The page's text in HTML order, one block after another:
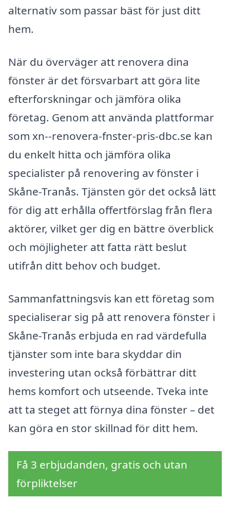
alternativ som passar bäst för just ditt
hem.
När du överväger att renovera dina
fönster är det försvarbart att göra lite
efterforskningar och jämföra olika
företag. Genom att använda plattformar
som xn--renovera-fnster-pris-dbc.se kan
du enkelt hitta och jämföra olika
specialister på renovering av fönster i
Skåne-Tranås. Tjänsten gör det också lätt
för dig att erhålla offertförslag från flera
aktörer, vilket ger dig en bättre överblick
och möjligheter att fatta rätt beslut
utifrån ditt behov och budget.
Sammanfattningsvis kan ett företag som
specialiserar sig på att renovera fönster i
Skåne-Tranås erbjuda en rad värdefulla
tjänster som inte bara skyddar din
investering utan också förbättrar ditt
hems komfort och utseende. Tveka inte
att ta steget att förnya dina fönster – det
kan göra en stor skillnad för ditt hem.
Få 3 erbjudanden, gratis och utan
förpliktelser